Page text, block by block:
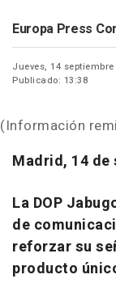
Europa Press
Jueves, 14 septiembre
Publicado: 13:38
(Información
Madrid, 14 de
La DOP
de
reforzar su
producto